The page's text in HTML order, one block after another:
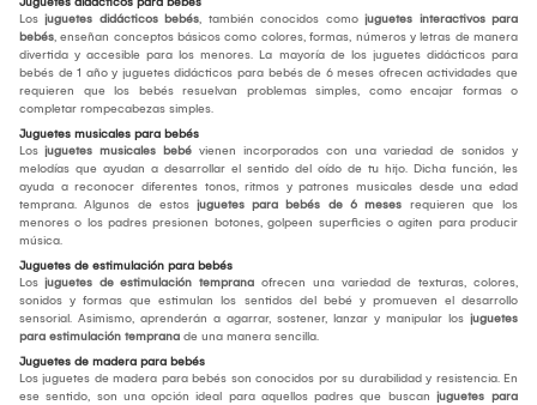
Los juguetes didácticos bebés, también conocidos como juguetes interactivos para
bebés, enseñan conceptos básicos como colores, formas, números y letras de manera
divertida y accesible para los menores. La mayoría de los juguetes didácticos para
bebés de 1 año y juguetes didácticos para bebés de 6 meses ofrecen actividades que
requieren que los bebés resuelvan problemas simples, como encajar formas o
completar rompecabezas simples.
Juguetes musicales para bebés
Los juguetes musicales bebé vienen incorporados con una variedad de sonidos y
melodías que ayudan a desarrollar el sentido del oído de tu hijo. Dicha función, les
ayuda a reconocer diferentes tonos, ritmos y patrones musicales desde una edad
temprana. Algunos de estos juguetes para bebés de 6 meses requieren que los
menores o los padres presionen botones, golpeen superficies o agiten para producir
música.
Juguetes de estimulación para bebés
Los juguetes de estimulación temprana ofrecen una variedad de texturas, colores,
sonidos y formas que estimulan los sentidos del bebé y promueven el desarrollo
sensorial. Asimismo, aprenderán a agarrar, sostener, lanzar y manipular los juguetes
para estimulación temprana de una manera sencilla.
Juguetes de madera para bebés
Los juguetes de madera para bebés son conocidos por su durabilidad y resistencia. En
ese sentido, son una opción ideal para aquellos padres que buscan juguetes para